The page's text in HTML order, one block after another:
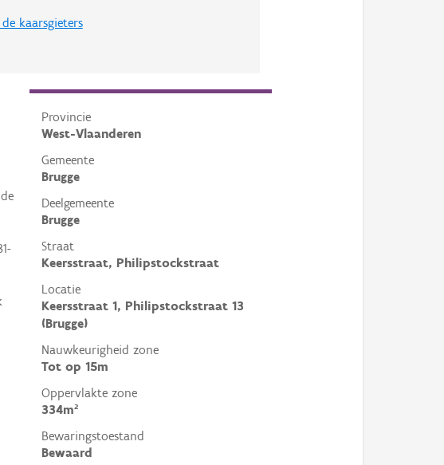
kaarsgieters
Provincie
West-Vlaanderen
Gemeente
Brugge
Deelgemeente
Brugge
Straat
Keersstraat, Philipstockstraat
Locatie
Keersstraat 1, Philipstockstraat 13
(Brugge)
Nauwkeurigheid zone
Tot op 15m
Oppervlakte zone
334m²
Bewaringstoestand
Bewaard